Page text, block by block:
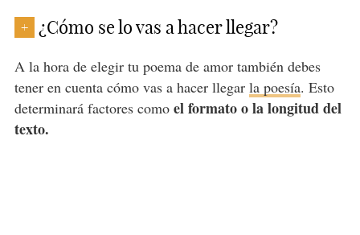
+ ¿Cómo se lo vas a hacer llegar?
A la hora de elegir tu poema de amor también debes
tener en cuenta cómo vas a hacer llegar la poesía. Esto
determinará factores comoel formato o la longitud del
texto.